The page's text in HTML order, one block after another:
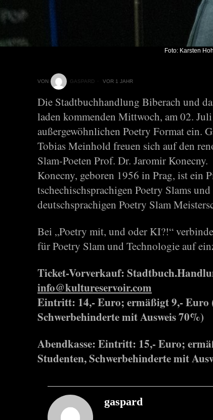
Foto: Karsten
VON GASPARD VOR 1 JAHR
Die Stadtbuchhandlung Biberach und
laden kommenden Mittwoch, am 02.
außergewöhnlichen Poetry Format ein.
Tobias Meinhold freuen sich auf den
Slam-Poeten Prof. Dr. Jaromir Konecny.
Konecny, geboren 1956 in Prag, ist ein
tschechischsprachigen Poetry Slams
deutschsprachigen Poetry Slam
Bei „Poetry mit, und oder KI?!“
für Poetry Slam und Technologie auf
Ticket-Vorverkauf:
info@kultureservoir.com
Eintritt: 14,- Euro; ermäßigt 9,- Euro
Schwerbehinderte mit Ausweis 70%)
Abendkasse: Eintritt: 15,- Euro;
Studenten, Schwerbehinderte mit
gaspard